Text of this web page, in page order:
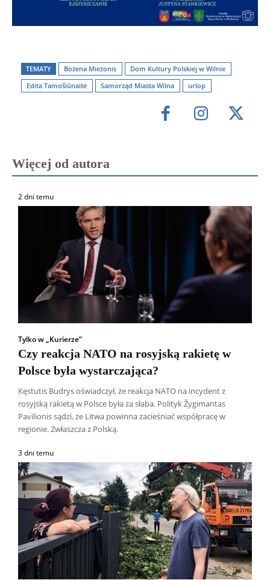
TEMATY Bożena Mieżonis
Dom Kultury Polskiej w Wilnie
Edita Tamošiūnaitė
Samorząd Miasta Wilna urlop
Więcej od autora
2 dni temu
Tylko w „Kurierze”
Czy reakcja NATO na rosyjską rakietę w
Polsce była wystarczająca?
Kęstutis Budrys oświadczył, że reakcja NATO na incydent z
rosyjską rakietą w Polsce była za słaba. Polityk Žygimantas
Pavilionis sądzi, że Litwa powinna zacieśniać współpracę w
regionie. Zwłaszcza z Polską.
3 dni temu